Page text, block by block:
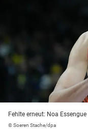
Fehlte erneut: Noa
© Soeren Stache/dpa